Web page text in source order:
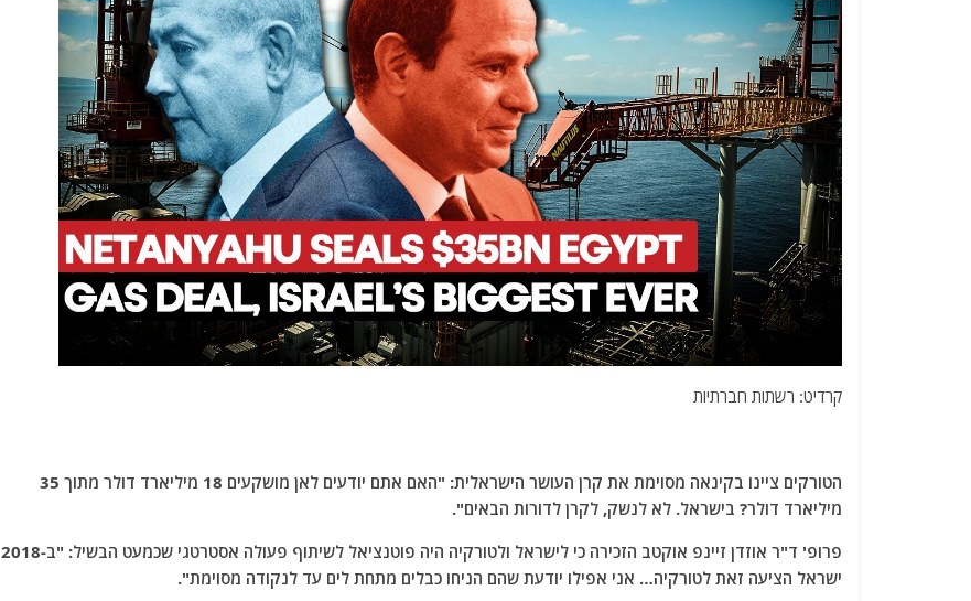
קרדיט: רשתות חברתיות
הטורקים ציינו בקינאה מסוימת את קרן העושר הישראלית: "האם אתם יודעים לאן מושקעים 18 מיליארד דולר מתוך 35
מיליארד דולר? בישראל. לא לנשק, לקרן לדורות הבאים".
פרופ' ד"ר אוזדן זיינפ אוקטב הזכירה כי לישראל ולטורקיה היה פוטנציאל לשיתוף פעולה אסטרטגי שכמעט הבשיל: "ב-2018
ישראל הציעה זאת לטורקיה… אני אפילו יודעת שהם הניחו כבלים מתחת לים עד לנקודה מסוימת".